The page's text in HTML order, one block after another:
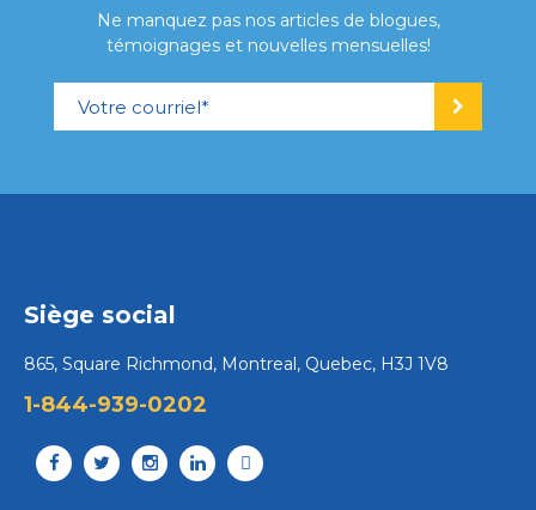
Ne manquez pas nos articles de blogues,
témoignages et nouvelles mensuelles!
Siège social
865, Square Richmond, Montreal, Quebec, H3J 1V8
1-844-939-0202